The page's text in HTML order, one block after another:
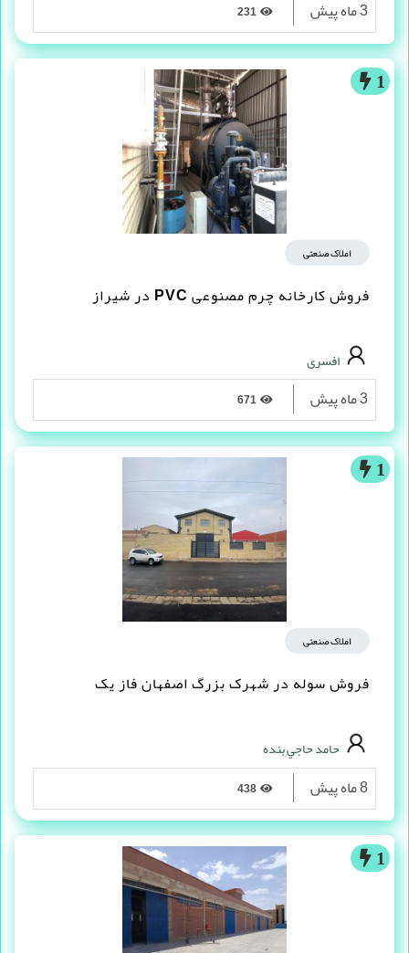
3 ماه پیش
1
املاک صنعتی
فروش کارخانه چرم مصنوعى PVC در شیراز
افسری
3 ماه پیش
1
املاک صنعتی
فروش سوله در شهرک بزرگ اصفهان فاز یک
حامد حاجي بنده
8 ماه پیش
1